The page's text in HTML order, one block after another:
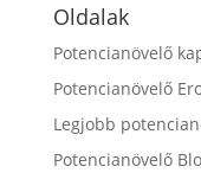
Oldalak
Potencianövelő
Potencianövelő
Legjobb
Potencianövelő